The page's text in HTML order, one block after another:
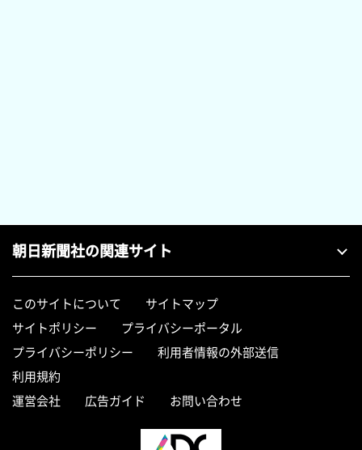
朝日新聞社の関連サイト
このサイトについて
サイトマップ
サイトポリシー
プライバシーポータル
プライバシーポリシー
利用者情報の外部送信
利用規約
運営会社
広告ガイド お問い合わせ